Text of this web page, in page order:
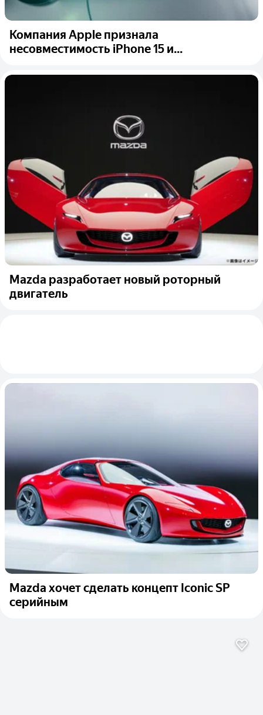
Компания Apple признала
несовместимость iPhone 15 и...
Mazda разработает новый роторный
двигатель
Mazda хочет сделать концепт Iconic SP
серийным